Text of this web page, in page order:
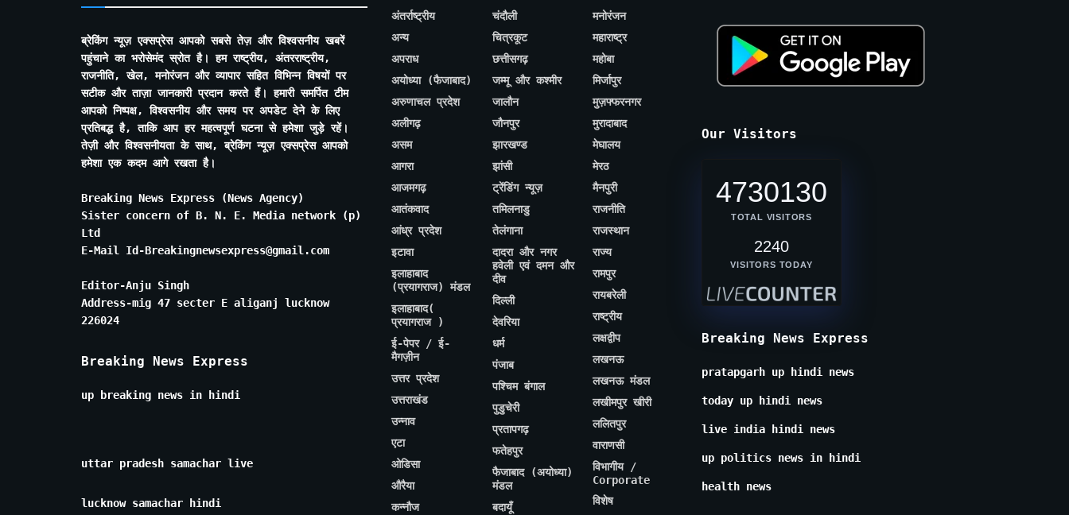
ब्रेकिंग न्यूज़ एक्सप्रेस आपको सबसे तेज़ और विश्वसनीय खबरें
पहुंचाने का भरोसेमंद स्रोत है। हम राष्ट्रीय, अंतरराष्ट्रीय,
राजनीति, खेल, मनोरंजन और व्यापार सहित विभिन्न विषयों पर
सटीक और ताज़ा जानकारी प्रदान करते हैं। हमारी समर्पित टीम
आपको निष्पक्ष, विश्वसनीय और समय पर अपडेट देने के लिए
प्रतिबद्ध है, ताकि आप हर महत्वपूर्ण घटना से हमेशा जुड़े रहें।
तेज़ी और विश्वसनीयता के साथ, ब्रेकिंग न्यूज़ एक्सप्रेस आपको
हमेशा एक कदम आगे रखता है।
Breaking News Express (News Agency)
Sister concern of B. N. E. Media network (p)
Ltd
E-Mail Id-Breakingnewsexpress@gmail.com
Editor-Anju Singh
Address-mig 47 secter E aliganj lucknow
226024
Breaking News Express
up breaking news in hindi
uttar pradesh samachar live
lucknow samachar hindi
अंतर्राष्ट्रीय
अन्य
अपराध
अयोध्या (फैजाबाद)
अरुणाचल प्रदेश
अलीगढ़
असम
आगरा
आजमगढ़
आतंकवाद
आंध्र प्रदेश
इटावा
इलाहाबाद
(प्रयागराज) मंडल
इलाहाबाद(
प्रयागराज )
ई-पेपर / ई-
मैगज़ीन
उत्तर प्रदेश
उत्तराखंड
उन्नाव
एटा
ओडिसा
औरैया
कन्नौज
चंदौली
चित्रकूट
छत्तीसगढ़
जम्मू और कश्मीर
जालौन
जौनपुर
झारखण्ड
झांसी
ट्रेंडिंग न्यूज़
तमिलनाडु
तेलंगाना
दादरा और नगर
हवेली एवं दमन और
दीव
दिल्ली
देवरिया
धर्म
पंजाब
पश्चिम बंगाल
पुडुचेरी
प्रतापगढ़
फतेहपुर
फैजाबाद (अयोध्या)
मंडल
बदायूँ
मनोरंजन
महाराष्ट्र
महोबा
मिर्जापुर
मुज़फ्फरनगर
मुरादाबाद
मेघालय
मेरठ
मैनपुरी
राजनीति
राजस्थान
राज्य
रामपुर
रायबरेली
राष्ट्रीय
लक्षद्वीप
लखनऊ
लखनऊ मंडल
लखीमपुर खीरी
ललितपुर
वाराणसी
विभागीय /
Corporate
विशेष
Our Visitors
4730130
TOTAL VISITORS
2240
VISITORS TODAY
Breaking News Express
pratapgarh up hindi news
today up hindi news
live india hindi news
up politics news in hindi
health news